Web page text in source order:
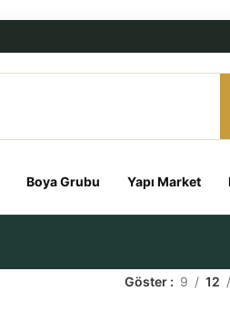
Boya Grubu Yapı Market
Göster 9 12